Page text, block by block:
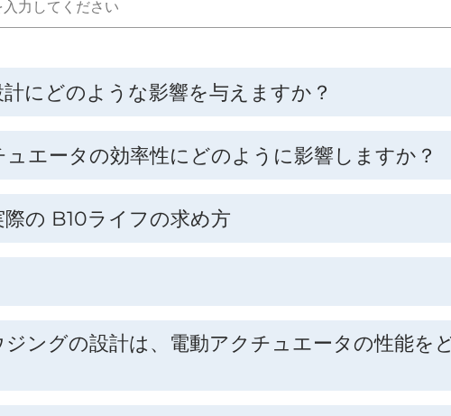
にどのような影響を与えますか？
エータの効率性にどのように影響しますか？
の B10ライフの求め方
ングの設計は、電動アクチュエータの性能を